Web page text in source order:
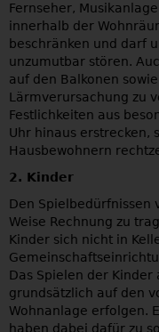
Fernseher,
innerhalb der
beschränken und darf
unzumutbar stören.
auf den Balkonen
Lärmverursachung zu
Festlichkeiten aus
Uhr hinaus erstrecken,
Hausbewohnern
2. Kinder
Den Spielbedürfnissen
Weise Rechnung zu
Kinder sich nicht in
Das Spielen der Kinder
grundsätzlich auf den
Wohnanlage erfolgen.
haben dabei dafür zu